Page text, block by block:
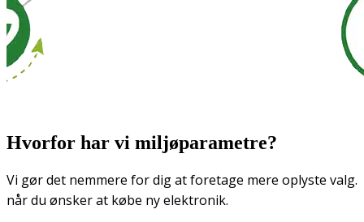
Hvorfor har vi miljøparametre?
Vi gør det nemmere for dig at foretage mere oplyste valg.
når du ønsker at købe ny elektronik.